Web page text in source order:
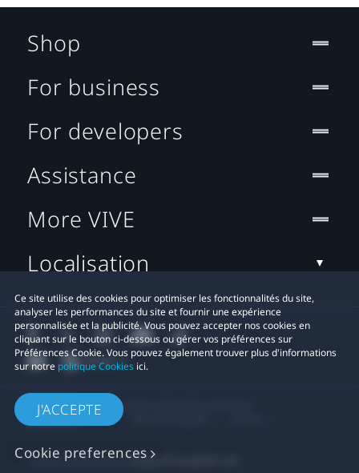
Ce site utilise des cookies pour optimiser les fonctionnalités du site,
analyser les performances du site et fournir une expérience
personnalisée et la publicité. Vous pouvez accepter nos cookies en
cliquant sur le bouton ci-dessous ou gérer vos préférences sur
Préférences Cookie. Vous pouvez également trouver plus d'informations
sur notre politique Cookies ici.
J'ACCEPTE
Cookie preferences
Shop
For business
For developers
Assistance
More VIVE
Localisation
© 2011-2026 HTC Corporation
Contact confidentialité:Global-Privacy@htc.com